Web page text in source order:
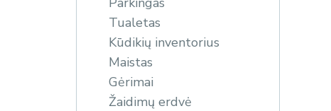
Tualetas
Kūdikių inventorius
Maistas
Gėrimai
Žaidimų erdvė